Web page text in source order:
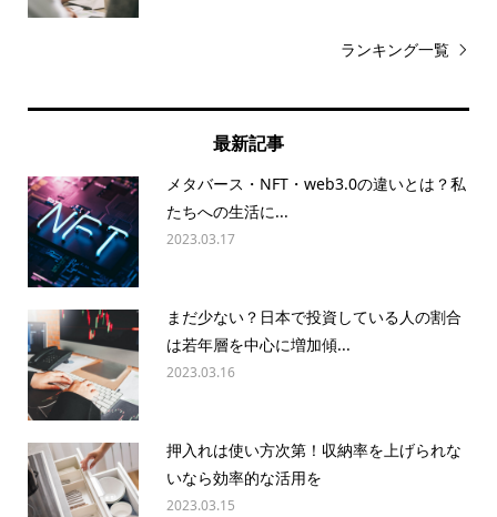
ランキング一覧
最新記事
メタバース・NFT・web3.0の違いとは？私
たちへの生活に...
2023.03.17
まだ少ない？日本で投資している人の割合
は若年層を中心に増加傾...
2023.03.16
押入れは使い方次第！収納率を上げられな
いなら効率的な活用を
2023.03.15